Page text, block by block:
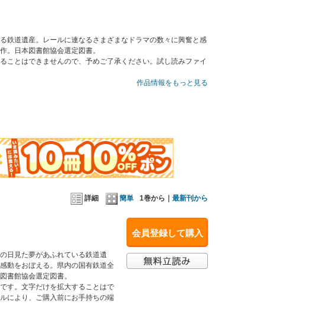
鉄道遺産。レールに連なるさまざまなドラマの数々に興奮と感
。日本図書館協会選定図書。
とはできませんので、予めご了承ください。試し読みファイ
作品情報をもっと見る
詳細 簡単 1巻から｜ 最新刊から
会員登録して購入
日見た夢があふれている鉄道遺
動をおぼえる。県内の国有鉄道全
書館協会選定図書。
す。文字だけを拡大することはで
により、ご購入前にお手持ちの端